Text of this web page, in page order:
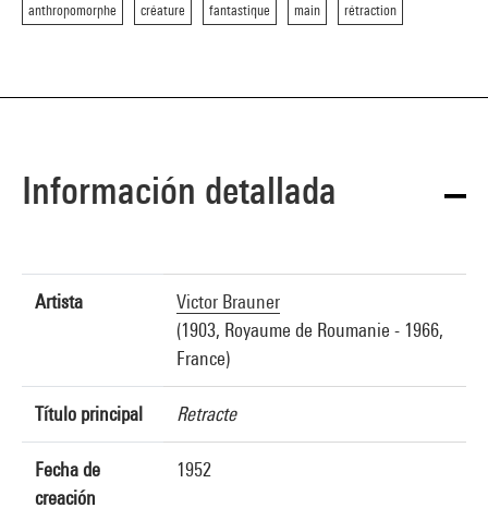
anthropomorphe créature fantastique main rétraction
Información detallada
Artista
Victor Brauner
(1903, Royaume de Roumanie - 1966,
France)
Título principal Retracte
Fecha de
creación
1952